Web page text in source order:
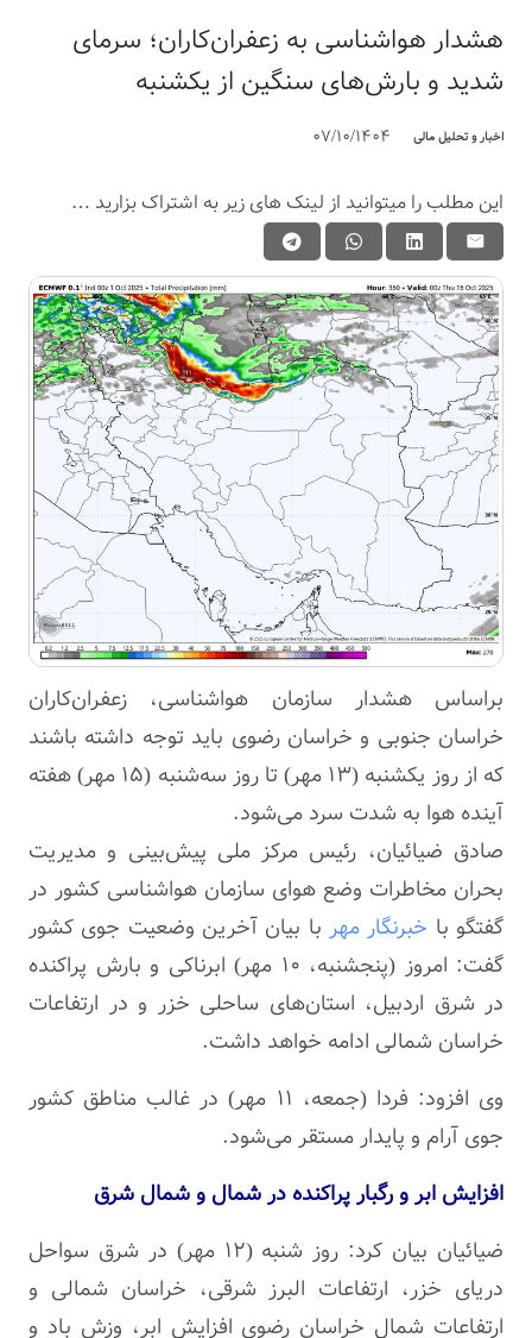
هشدار هواشناسی به زعفران‌کاران؛ سرمای
شدید و بارش‌های سنگین از یکشنبه
اخبار و تحلیل مالی 07/10/1404
این مطلب را میتوانید از لینک های زیر به اشتراک بزارید …
براساس هشدار سازمان هواشناسی، زعفران‌کاران
خراسان جنوبی و خراسان رضوی باید توجه داشته باشند
که از روز یکشنبه (۱۳ مهر) تا روز سه‌شنبه (۱۵ مهر) هفته
آینده هوا به شدت سرد می‌شود.
صادق ضیائیان، رئیس مرکز ملی پیش‌بینی و مدیریت
بحران مخاطرات وضع هوای سازمان هواشناسی کشور در
گفتگو با خبرنگار مهر با بیان آخرین وضعیت جوی کشور
گفت: امروز (پنجشنبه، ۱۰ مهر) ابرناکی و بارش پراکنده
در شرق اردبیل، استان‌های ساحلی خزر و در ارتفاعات
خراسان شمالی ادامه خواهد داشت.
وی افزود: فردا (جمعه، ۱۱ مهر) در غالب مناطق کشور
جوی آرام و پایدار مستقر می‌شود.
افزایش ابر و رگبار پراکنده در شمال و شمال شرق
ضیائیان بیان کرد: روز شنبه (۱۲ مهر) در شرق سواحل
دریای خزر، ارتفاعات البرز شرقی، خراسان شمالی و
ارتفاعات شمال خراسان رضوی افزایش ابر، وزش باد و